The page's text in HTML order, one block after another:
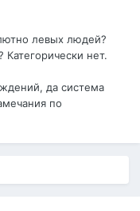
левых людей?
нет.
да система
по